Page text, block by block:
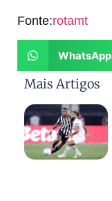
Fonte:rotamt
WhatsApp
Mais Artigos